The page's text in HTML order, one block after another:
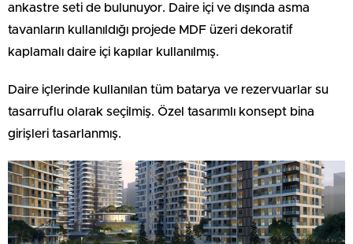
ankastre seti de bulunuyor. Daire içi ve dışında asma
tavanların kullanıldığı projede MDF üzeri dekoratif
kaplamalı daire içi kapılar kullanılmış.
Daire içlerinde kullanılan tüm batarya ve rezervuarlar su
tasarruflu olarak seçilmiş. Özel tasarımlı konsept bina
girişleri tasarlanmış.